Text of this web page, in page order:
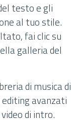
testo e gli
al tuo stile.
fai clic su
galleria del
di musica di
avanzati
di intro.